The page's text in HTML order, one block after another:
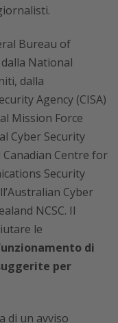
Bureau of
National
dalla
Agency (CISA)
Mission Force
Cyber Security
Canadian Centre for
Security
Cyber
NCSC. Il
le
di
per
di un avviso